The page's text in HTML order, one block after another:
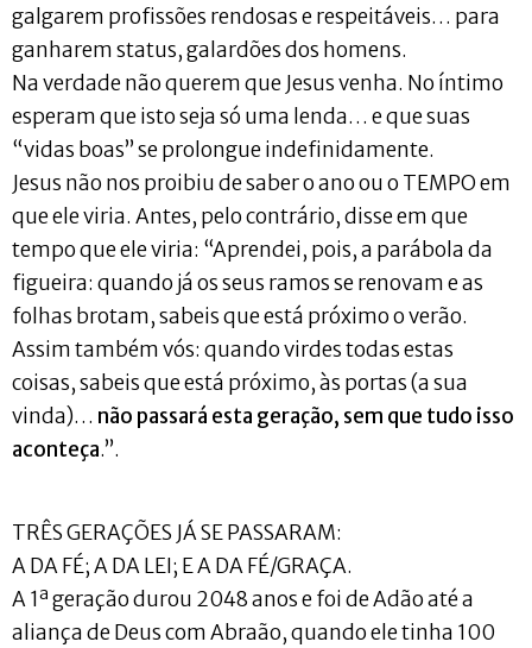
galgarem profissões rendosas e respeitáveis… para
ganharem status, galardões dos homens.
Na verdade não querem que Jesus venha. No íntimo
esperam que isto seja só uma lenda… e que suas
“vidas boas” se prolongue indefinidamente.
Jesus não nos proibiu de saber o ano ou o TEMPO em
que ele viria. Antes, pelo contrário, disse em que
tempo que ele viria: “Aprendei, pois, a parábola da
figueira: quando já os seus ramos se renovam e as
folhas brotam, sabeis que está próximo o verão.
Assim também vós: quando virdes todas estas
coisas, sabeis que está próximo, às portas (a sua
vinda)… não passará esta geração, sem que tudo isso
aconteça.”.
TRÊS GERAÇÕES JÁ SE PASSARAM:
A DA FÉ; A DA LEI; E A DA FÉ/GRAÇA.
A 1ª geração durou 2048 anos e foi de Adão até a
aliança de Deus com Abraão, quando ele tinha 100